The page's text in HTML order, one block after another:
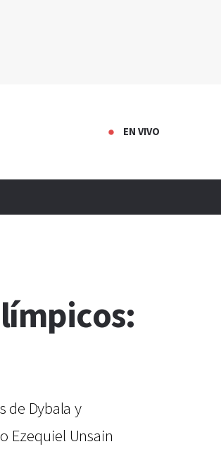
EN VIVO
de Dybala y
Ezequiel Unsain